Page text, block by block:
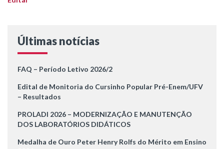
Últimas notícias
FAQ – Período Letivo 2026/2
Edital de Monitoria do Cursinho Popular Pré-Enem/UFV
– Resultados
PROLADI 2026 – MODERNIZAÇÃO E MANUTENÇÃO
DOS LABORATÓRIOS DIDÁTICOS
Medalha de Ouro Peter Henry Rolfs do Mérito em Ensino